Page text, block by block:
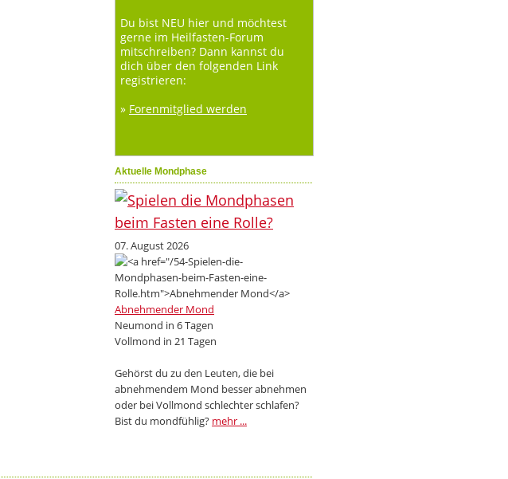
Du bist NEU hier und möchtest
gerne im Heilfasten-Forum
mitschreiben? Dann kannst du
dich über den folgenden Link
registrieren:
» Forenmitglied werden
Aktuelle Mondphase
07. August 2026
Abnehmender Mond
Neumond in 6 Tagen
Vollmond in 21 Tagen
Gehörst du zu den Leuten, die bei
abnehmendem Mond besser abnehmen
oder bei Vollmond schlechter schlafen?
Bist du mondfühlig? mehr ...